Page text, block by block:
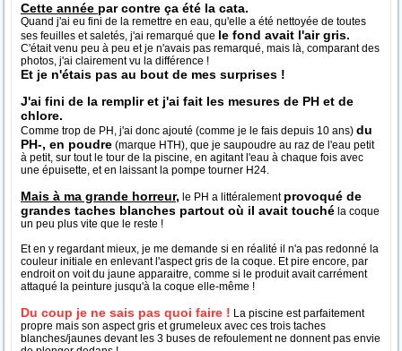
Cette année par contre ça été la cata.
Quand j'ai eu fini de la remettre en eau, qu'elle a été nettoyée de toutes
ses feuilles et saletés, j'ai remarqué que le fond avait l'air gris.
C'était venu peu à peu et je n'avais pas remarqué, mais là, comparant des
photos, j'ai clairement vu la différence !
Et je n'étais pas au bout de mes surprises !
J'ai fini de la remplir et j'ai fait les mesures de PH et de
chlore.
Comme trop de PH, j'ai donc ajouté (comme je le fais depuis 10 ans) du
PH-, en poudre (marque HTH), que je saupoudre au raz de l'eau petit
à petit, sur tout le tour de la piscine, en agitant l'eau à chaque fois avec
une épuisette, et en laissant la pompe tourner H24.
Mais à ma grande horreur, le PH a littéralement provoqué de
grandes taches blanches partout où il avait touché la coque
un peu plus vite que le reste !
Et en y regardant mieux, je me demande si en réalité il n'a pas redonné la
couleur initiale en enlevant l'aspect gris de la coque. Et pire encore, par
endroit on voit du jaune apparaitre, comme si le produit avait carrément
attaqué la peinture jusqu'à la coque elle-même !
Du coup je ne sais pas quoi faire ! La piscine est parfaitement
propre mais son aspect gris et grumeleux avec ces trois taches
blanches/jaunes devant les 3 buses de refoulement ne donnent pas envie